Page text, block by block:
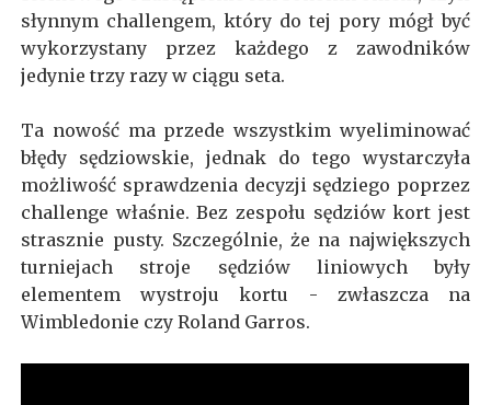
słynnym challengem, który do tej pory mógł być
wykorzystany przez każdego z zawodników
jedynie trzy razy w ciągu seta.
Ta nowość ma przede wszystkim wyeliminować
błędy sędziowskie, jednak do tego wystarczyła
możliwość sprawdzenia decyzji sędziego poprzez
challenge właśnie. Bez zespołu sędziów kort jest
strasznie pusty. Szczególnie, że na największych
turniejach stroje sędziów liniowych były
elementem wystroju kortu - zwłaszcza na
Wimbledonie czy Roland Garros.